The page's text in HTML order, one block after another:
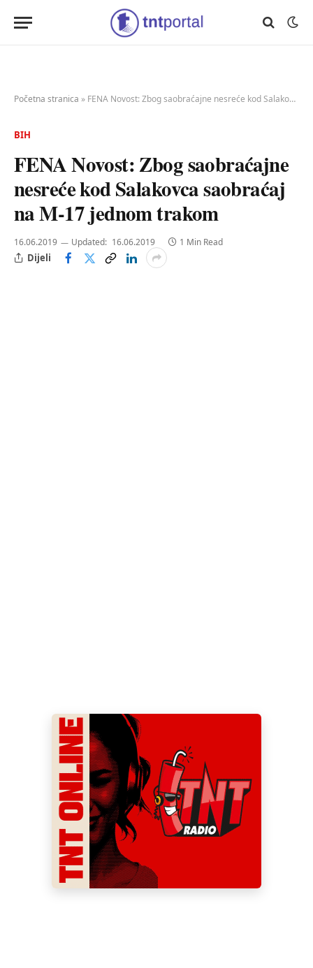
Početna stranica » FENA Novost: Zbog saobraćajne nesreće kod Salakovca saobraćaj na M-17 jednom trakom
BIH
FENA Novost: Zbog saobraćajne
nesreće kod Salakovca saobraćaj
na M-17 jednom trakom
16.06.2019 Updated: 16.06.2019 1 Min Read
Dijeli